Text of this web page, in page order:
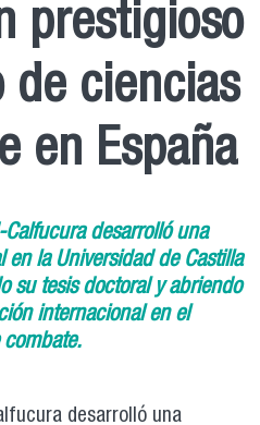
prestigioso
de ciencias
en España
desarrolló una
la Universidad de Castilla
su tesis doctoral y abriendo
internacional en el
desarrolló una